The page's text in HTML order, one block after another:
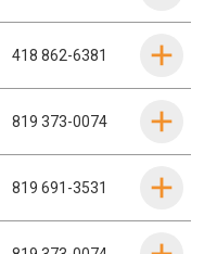
418 862-6381
819 373-0074
819 691-3531